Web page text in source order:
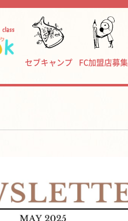
セブキャンプ FC加盟店募集